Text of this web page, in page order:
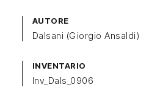
AUTORE
Dalsani (Giorgio Ansaldi)
INVENTARIO
Inv_Dals_0906